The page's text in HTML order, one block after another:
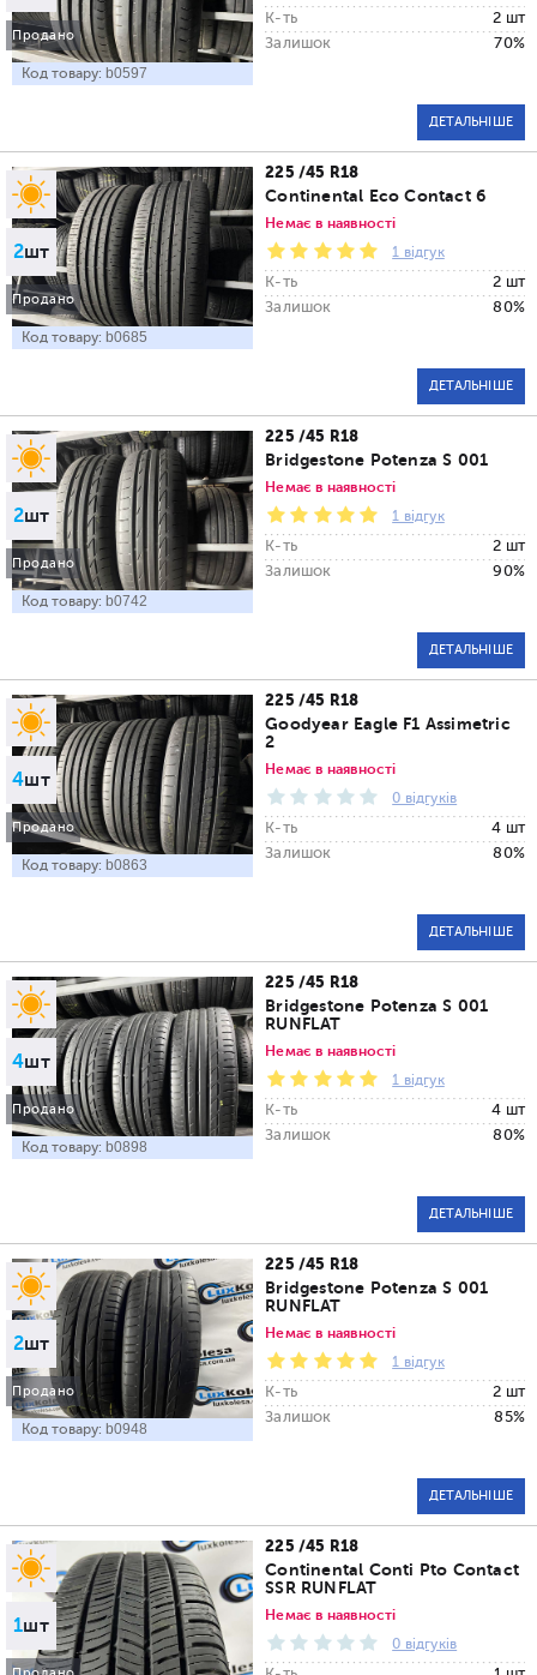
Продано
Код товару: b0597
К-ть
2 шт
Залишок
70%
ДЕТАЛЬНІШЕ
2шт
Продано
Код товару: b0685
225 /45 R18
Continental Eco Contact 6
Немає в наявності
1 відгук
К-ть
2 шт
Залишок
80%
ДЕТАЛЬНІШЕ
2шт
Продано
Код товару: b0742
225 /45 R18
Bridgestone Potenza S 001
Немає в наявності
1 відгук
К-ть
2 шт
Залишок
90%
ДЕТАЛЬНІШЕ
4шт
Продано
Код товару: b0863
225 /45 R18
Goodyear Eagle F1 Assimetric
2
Немає в наявності
0 відгуків
К-ть
4 шт
Залишок
80%
ДЕТАЛЬНІШЕ
4шт
Продано
Код товару: b0898
225 /45 R18
Bridgestone Potenza S 001
RUNFLAT
Немає в наявності
1 відгук
К-ть
4 шт
Залишок
80%
ДЕТАЛЬНІШЕ
2шт
Продано
Код товару: b0948
225 /45 R18
Bridgestone Potenza S 001
RUNFLAT
Немає в наявності
1 відгук
К-ть
2 шт
Залишок
85%
ДЕТАЛЬНІШЕ
1шт
225 /45 R18
Continental Conti Pto Contact
SSR RUNFLAT
Немає в наявності
0 відгуків